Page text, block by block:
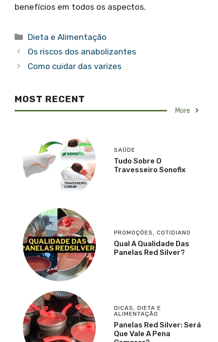
benefícios em todos os aspectos.
Categorias
Dieta e Alimentação
Os riscos dos anabolizantes
Como cuidar das varizes
MOST RECENT
More
SAÚDE
Tudo Sobre O
Travesseiro Sonofix
PROMOÇÕES, COTIDIANO
Qual A Qualidade Das
Panelas Red Silver?
DICAS, DIETA E
ALIMENTAÇÃO
Panelas Red Silver: Será
Que Vale A Pena